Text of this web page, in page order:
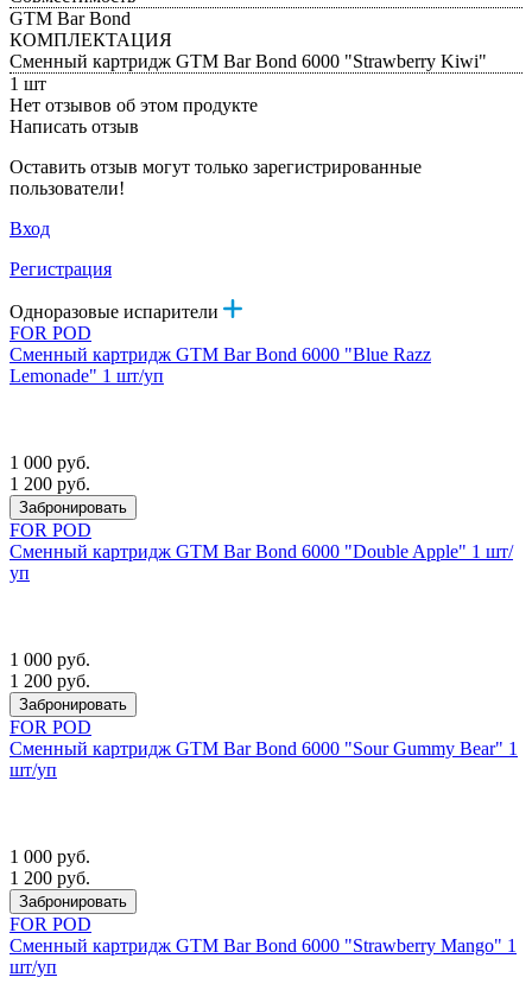
GTM Bar Bond
КОМПЛЕКТАЦИЯ
Сменный картридж GTM Bar Bond 6000 "Strawberry Kiwi"
1 шт
Нет отзывов об этом продукте
Написать отзыв
Оставить отзыв могут только зарегистрированные
пользователи!
Вход
Регистрация
Одноразовые испарители
FOR POD
Сменный картридж GTM Bar Bond 6000 "Blue Razz
Lemonade" 1 шт/уп
1 000 руб.
1 200 руб.
Забронировать
FOR POD
Сменный картридж GTM Bar Bond 6000 "Double Apple" 1 шт/
уп
1 000 руб.
1 200 руб.
Забронировать
FOR POD
Сменный картридж GTM Bar Bond 6000 "Sour Gummy Bear" 1
шт/уп
1 000 руб.
1 200 руб.
Забронировать
FOR POD
Сменный картридж GTM Bar Bond 6000 "Strawberry Mango" 1
шт/уп